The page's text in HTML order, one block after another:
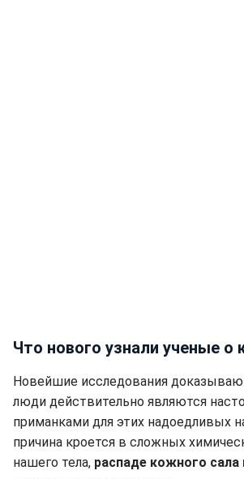
Что нового узнали ученые о
Новейшие исследования
люди действительно являются
приманками для этих надоедливых
причина кроется в сложных
нашего тела, распаде кожного